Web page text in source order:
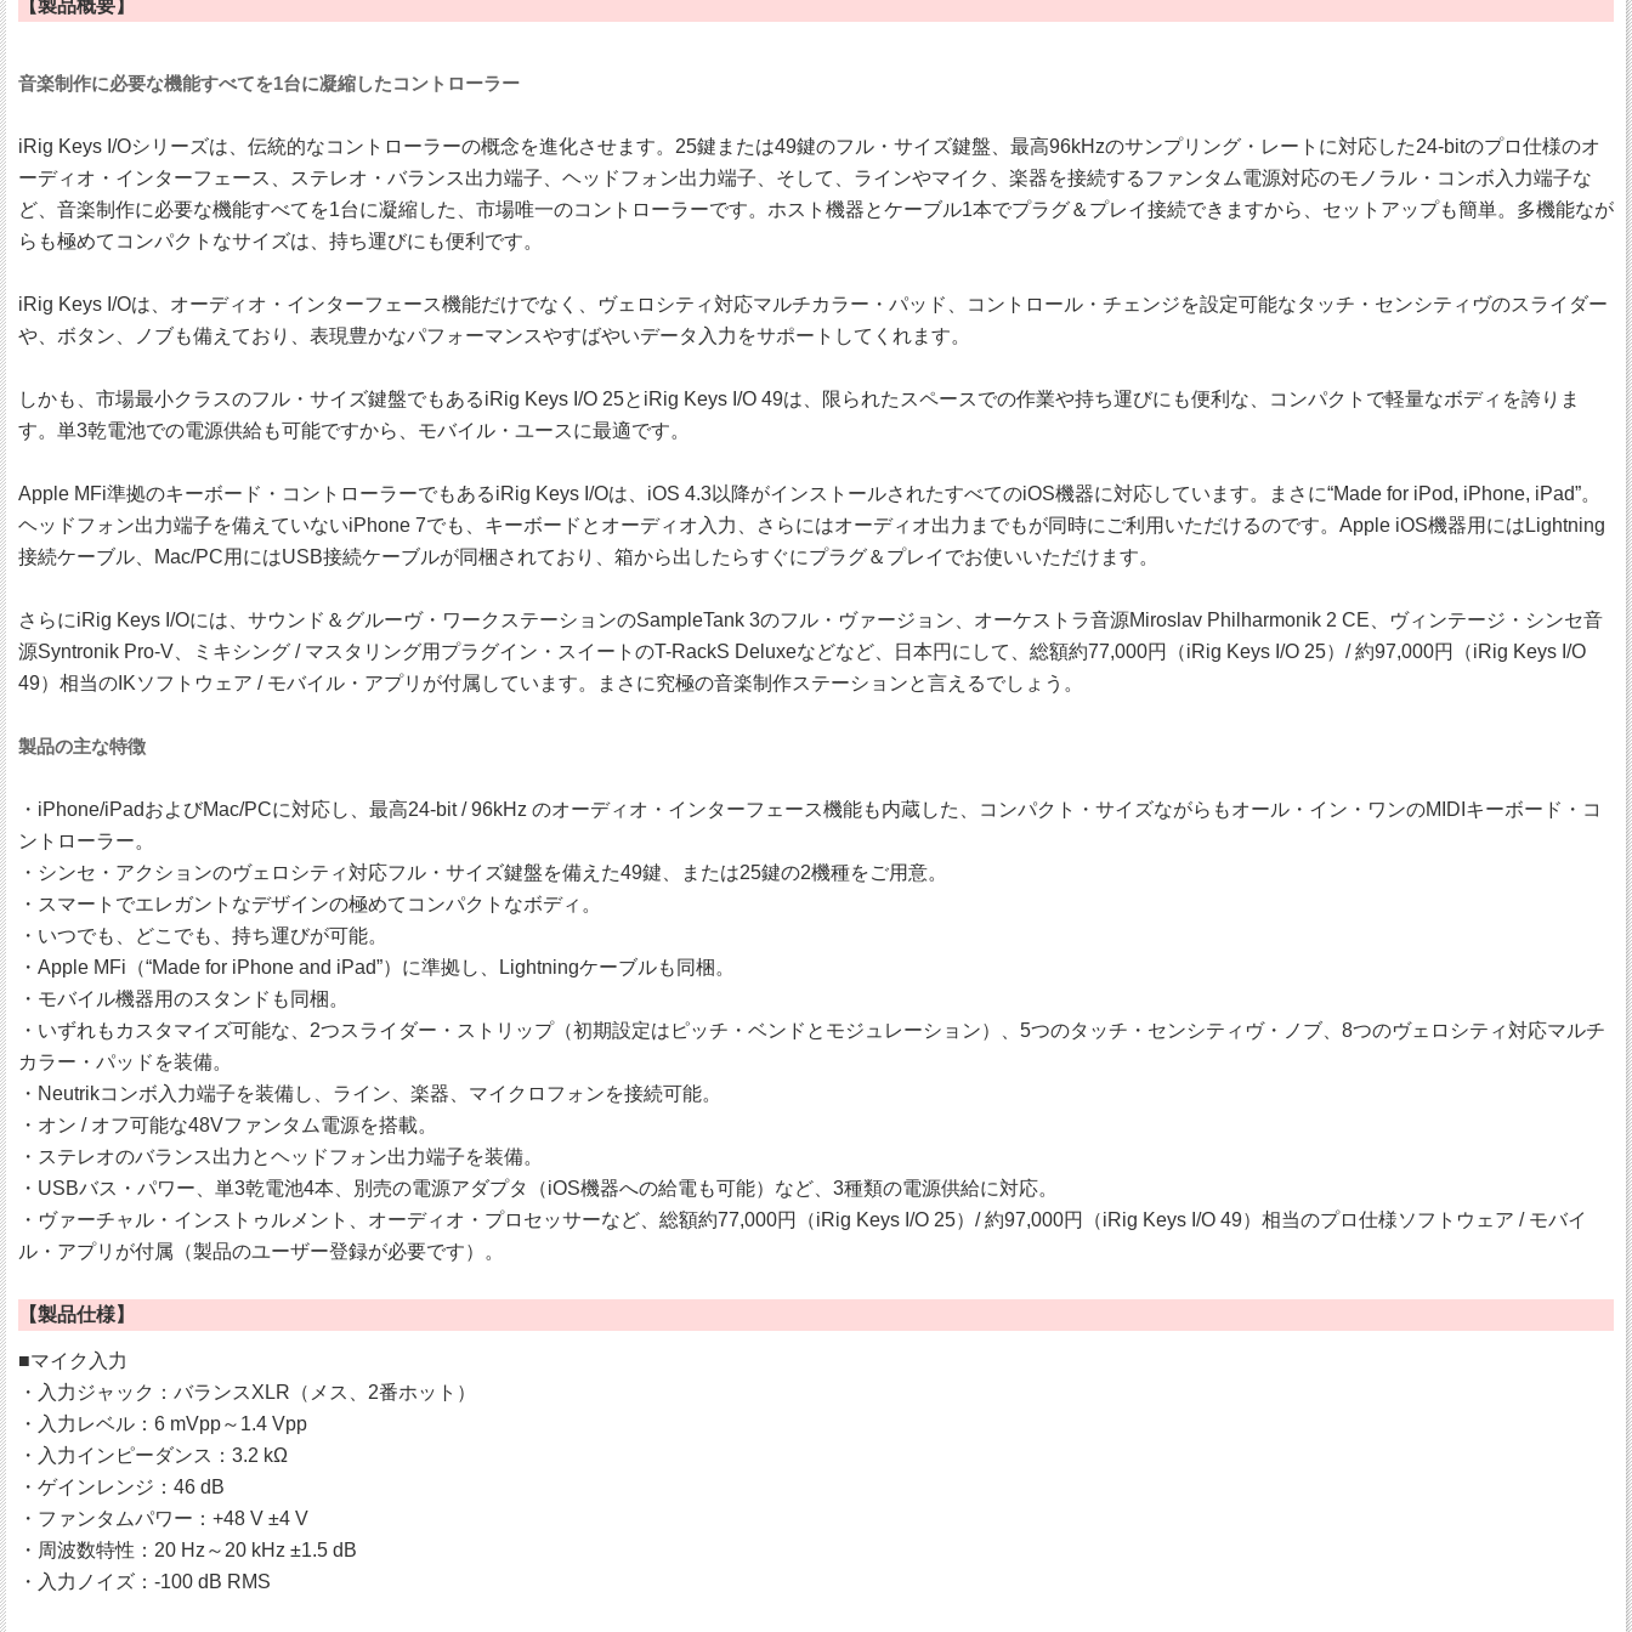
【製品概要】
音楽制作に必要な機能すべてを1台に凝縮したコントローラー
iRig Keys I/Oシリーズは、伝統的なコントローラーの概念を進化させます。25鍵または49鍵のフル・サイズ鍵盤、最高96kHzのサンプリング・レートに対応した24-bitのプロ仕様のオ
ーディオ・インターフェース、ステレオ・バランス出力端子、ヘッドフォン出力端子、そして、ラインやマイク、楽器を接続するファンタム電源対応のモノラル・コンボ入力端子な
ど、音楽制作に必要な機能すべてを1台に凝縮した、市場唯一のコントローラーです。ホスト機器とケーブル1本でプラグ＆プレイ接続できますから、セットアップも簡単。多機能なが
らも極めてコンパクトなサイズは、持ち運びにも便利です。
iRig Keys I/Oは、オーディオ・インターフェース機能だけでなく、ヴェロシティ対応マルチカラー・パッド、コントロール・チェンジを設定可能なタッチ・センシティヴのスライダー
や、ボタン、ノブも備えており、表現豊かなパフォーマンスやすばやいデータ入力をサポートしてくれます。
しかも、市場最小クラスのフル・サイズ鍵盤でもあるiRig Keys I/O 25とiRig Keys I/O 49は、限られたスペースでの作業や持ち運びにも便利な、コンパクトで軽量なボディを誇りま
す。単3乾電池での電源供給も可能ですから、モバイル・ユースに最適です。
Apple MFi準拠のキーボード・コントローラーでもあるiRig Keys I/Oは、iOS 4.3以降がインストールされたすべてのiOS機器に対応しています。まさに“Made for iPod, iPhone, iPad”。
ヘッドフォン出力端子を備えていないiPhone 7でも、キーボードとオーディオ入力、さらにはオーディオ出力までもが同時にご利用いただけるのです。Apple iOS機器用にはLightning
接続ケーブル、Mac/PC用にはUSB接続ケーブルが同梱されており、箱から出したらすぐにプラグ＆プレイでお使いいただけます。
さらにiRig Keys I/Oには、サウンド＆グルーヴ・ワークステーションのSampleTank 3のフル・ヴァージョン、オーケストラ音源Miroslav Philharmonik 2 CE、ヴィンテージ・シンセ音
源Syntronik Pro-V、ミキシング / マスタリング用プラグイン・スイートのT-RackS Deluxeなどなど、日本円にして、総額約77,000円（iRig Keys I/O 25）/ 約97,000円（iRig Keys I/O
49）相当のIKソフトウェア / モバイル・アプリが付属しています。まさに究極の音楽制作ステーションと言えるでしょう。
製品の主な特徴
・iPhone/iPadおよびMac/PCに対応し、最高24-bit / 96kHz のオーディオ・インターフェース機能も内蔵した、コンパクト・サイズながらもオール・イン・ワンのMIDIキーボード・コ
ントローラー。
・シンセ・アクションのヴェロシティ対応フル・サイズ鍵盤を備えた49鍵、または25鍵の2機種をご用意。
・スマートでエレガントなデザインの極めてコンパクトなボディ。
・いつでも、どこでも、持ち運びが可能。
・Apple MFi（“Made for iPhone and iPad”）に準拠し、Lightningケーブルも同梱。
・モバイル機器用のスタンドも同梱。
・いずれもカスタマイズ可能な、2つスライダー・ストリップ（初期設定はピッチ・ベンドとモジュレーション）、5つのタッチ・センシティヴ・ノブ、8つのヴェロシティ対応マルチ
カラー・パッドを装備。
・Neutrikコンボ入力端子を装備し、ライン、楽器、マイクロフォンを接続可能。
・オン / オフ可能な48Vファンタム電源を搭載。
・ステレオのバランス出力とヘッドフォン出力端子を装備。
・USBバス・パワー、単3乾電池4本、別売の電源アダプタ（iOS機器への給電も可能）など、3種類の電源供給に対応。
・ヴァーチャル・インストゥルメント、オーディオ・プロセッサーなど、総額約77,000円（iRig Keys I/O 25）/ 約97,000円（iRig Keys I/O 49）相当のプロ仕様ソフトウェア / モバイ
ル・アプリが付属（製品のユーザー登録が必要です）。
【製品仕様】
■マイク入力
・入力ジャック：バランスXLR（メス、2番ホット）
・入力レベル：6 mVpp～1.4 Vpp
・入力インピーダンス：3.2 kΩ
・ゲインレンジ：46 dB
・ファンタムパワー：+48 V ±4 V
・周波数特性：20 Hz～20 kHz ±1.5 dB
・入力ノイズ：-100 dB RMS